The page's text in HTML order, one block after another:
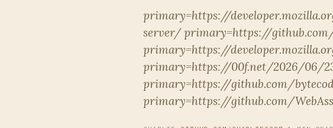
primary=https://
server/ primary=https://
primary=https://
primary=https://00f.net/2026/06/
primary=https://github.com/
primary=https://github.com/